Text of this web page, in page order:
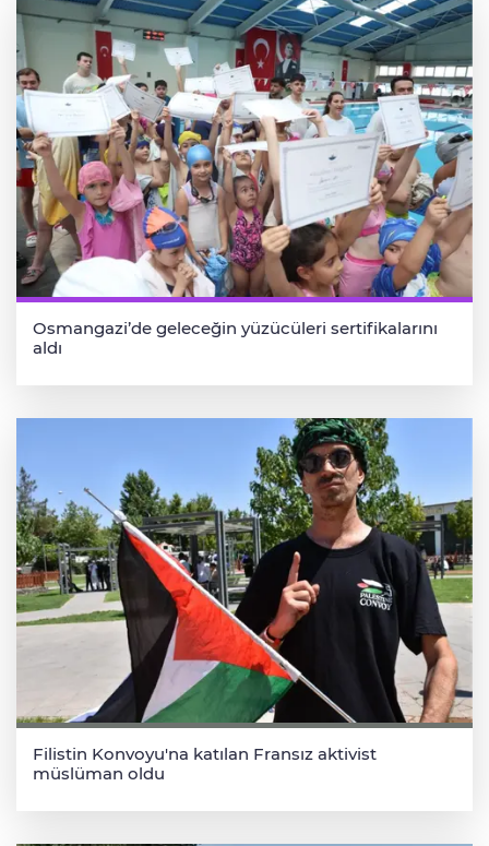
Osmangazi’de geleceğin yüzücüleri sertifikalarını
aldı
Filistin Konvoyu'na katılan Fransız aktivist
müslüman oldu